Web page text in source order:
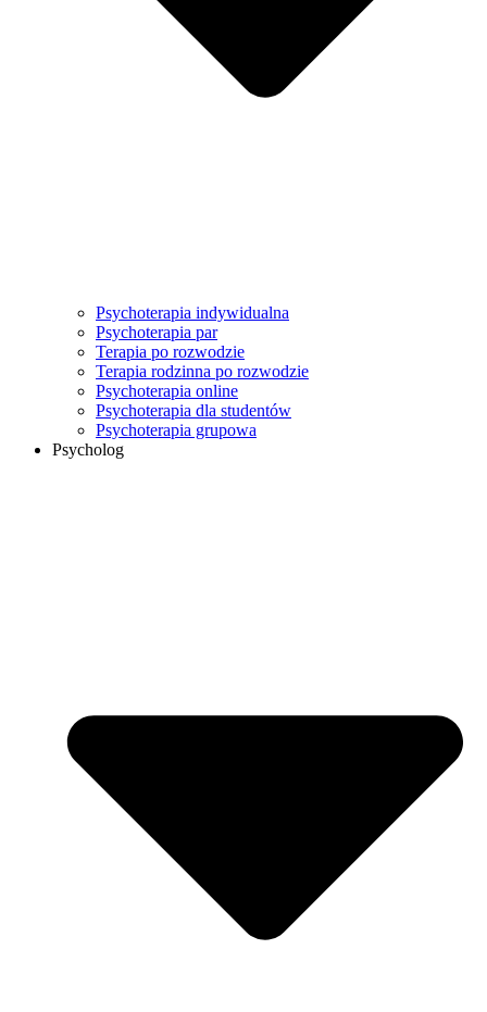
Psychoterapia indywidualna
Psychoterapia par
Terapia po rozwodzie
Terapia rodzinna po rozwodzie
Psychoterapia online
Psychoterapia dla studentów
Psychoterapia grupowa
Psycholog